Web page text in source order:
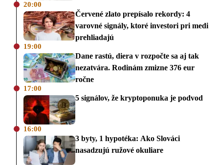
20:00
Červené zlato prepísalo rekordy: 4
varovné signály, ktoré investori pri medi
prehliadajú
19:00
Dane rastú, diera v rozpočte sa aj tak
nezatvára. Rodinám zmizne 376 eur
ročne
17:00
5 signálov, že kryptoponuka je podvod
16:00
3 byty, 1 hypotéka: Ako Slováci
nasadzujú ružové okuliare